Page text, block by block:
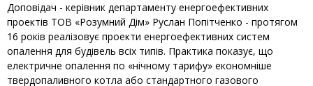
Доповідач - керівник департаменту енергоефективних
проектів ТОВ «Розумний Дім» Руслан Попітченко - протягом
16 років реалізовує проекти енергоефективних систем
опалення для будівель всіх типів. Практика показує, що
електричне опалення по «нічному тарифу» економніше
твердопаливного котла або стандартного газового